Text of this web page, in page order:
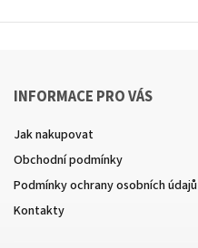
INFORMACE PRO VÁS
Jak nakupovat
Obchodní podmínky
Podmínky ochrany osobních údajů
Kontakty